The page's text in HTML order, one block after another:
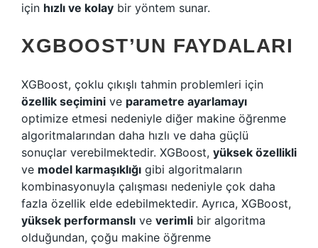
için hızlı ve kolay bir yöntem sunar.
XGBOOST’UN FAYDALARI
XGBoost, çoklu çıkışlı tahmin problemleri için
özellik seçimini ve parametre ayarlamayı
optimize etmesi nedeniyle diğer makine öğrenme
algoritmalarından daha hızlı ve daha güçlü
sonuçlar verebilmektedir. XGBoost, yüksek özellikli
ve model karmaşıklığı gibi algoritmaların
kombinasyonuyla çalışması nedeniyle çok daha
fazla özellik elde edebilmektedir. Ayrıca, XGBoost,
yüksek performanslı ve verimli bir algoritma
olduğundan, çoğu makine öğrenme